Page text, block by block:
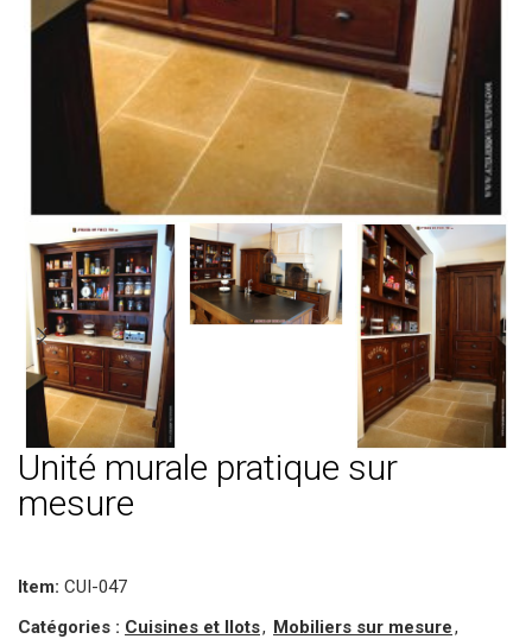
Unité murale pratique sur
mesure
Item: CUI-047
Catégories : Cuisines et Ilots, Mobiliers sur mesure,